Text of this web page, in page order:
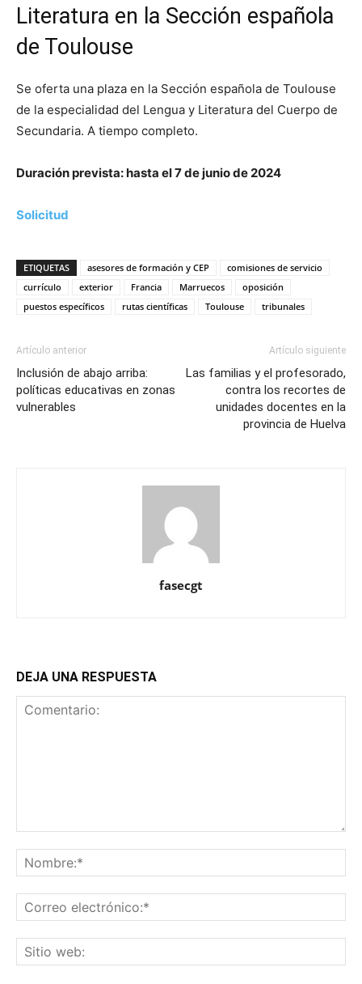
Literatura en la Sección española
de Toulouse
Se oferta una plaza en la Sección española de Toulouse
de la especialidad del Lengua y Literatura del Cuerpo de
Secundaria. A tiempo completo.
Duración prevista: hasta el 7 de junio de 2024
Solicitud
ETIQUETAS asesores de formación y CEP
comisiones de servicio
currículo
exterior Francia Marruecos
oposición
puestos específicos
rutas científicas Toulouse tribunales
Artículo anterior
Inclusión de abajo arriba:
políticas educativas en zonas
vulnerables
Artículo siguiente
Las familias y el profesorado,
contra los recortes de
unidades docentes en la
provincia de Huelva
fasecgt
DEJA UNA RESPUESTA